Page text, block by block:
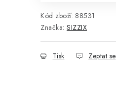
Kód zboží: 88531
Značka: SIZZIX
Tisk Zeptat se